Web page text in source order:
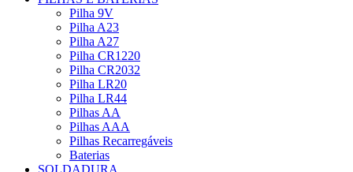
Pilha 9V
Pilha A23
Pilha A27
Pilha CR1220
Pilha CR2032
Pilha LR20
Pilha LR44
Pilhas AA
Pilhas AAA
Pilhas Recarregáveis
Baterias
SOLDADURA